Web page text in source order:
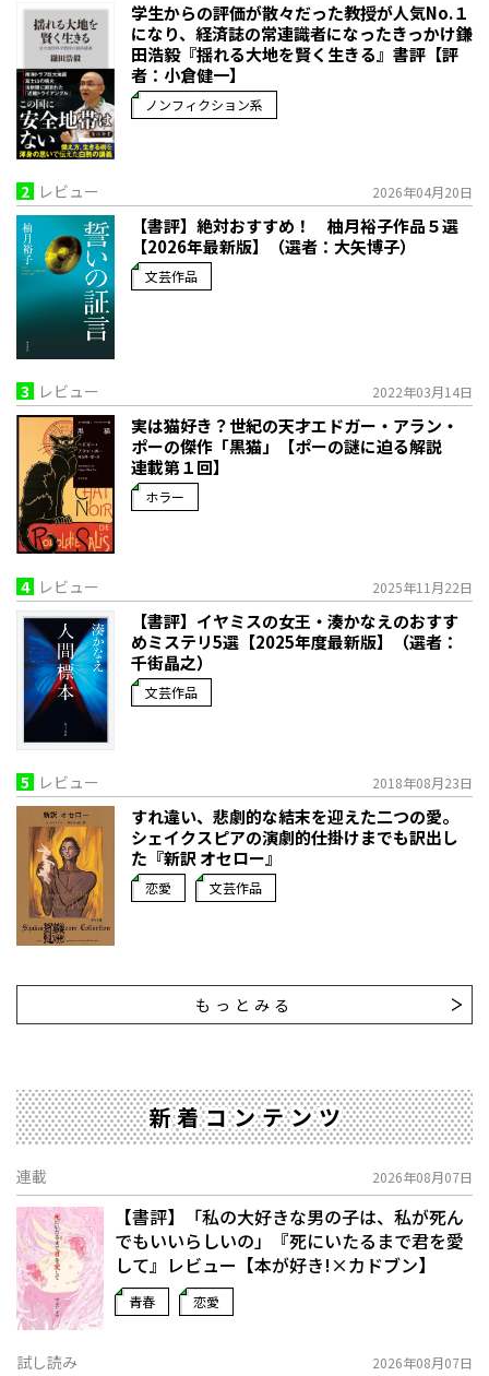
学生からの評価が散々だった教授が人気No.１
になり、経済誌の常連識者になったきっかけ――鎌
田浩毅『揺れる大地を賢く生きる』書評【評
者：小倉健一】
ノンフィクション系
2 レビュー 2026年04月20日
【書評】絶対おすすめ！ 柚月裕子作品５選
【2026年最新版】（選者：大矢博子）
文芸作品
3 レビュー 2022年03月14日
実は猫好き？世紀の天才エドガー・アラン・
ポーの傑作「黒猫」【ポーの謎に迫る解説
連載第１回】
ホラー
4 レビュー 2025年11月22日
【書評】イヤミスの女王・湊かなえのおすす
めミステリ5選【2025年度最新版】（選者：
千街晶之）
文芸作品
5 レビュー 2018年08月23日
すれ違い、悲劇的な結末を迎えた二つの愛。
シェイクスピアの演劇的仕掛けまでも訳出し
た『新訳 オセロー』
恋愛 文芸作品
もっとみる
新着コンテンツ
連載 2026年08月07日
【書評】「私の大好きな男の子は、私が死ん
でもいいらしいの」――『死にいたるまで君を愛
して』レビュー【本が好き!×カドブン】
青春 恋愛
試し読み 2026年08月07日